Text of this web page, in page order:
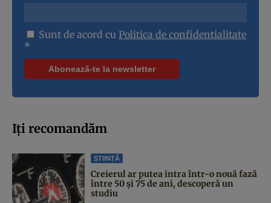
Sunt de acord cu Politica de confidentialitate
*
Iți recomandăm
ȘTIINȚĂ
Creierul ar putea intra într-o nouă fază
între 50 și 75 de ani, descoperă un
studiu